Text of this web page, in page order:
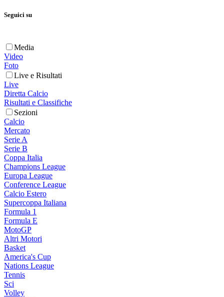
Seguici su
Media
Video
Foto
Live e Risultati
Live
Diretta Calcio
Risultati e Classifiche
Sezioni
Calcio
Mercato
Serie A
Serie B
Coppa Italia
Champions League
Europa League
Conference League
Calcio Estero
Supercoppa Italiana
Formula 1
Formula E
MotoGP
Altri Motori
Basket
America's Cup
Nations League
Tennis
Sci
Volley